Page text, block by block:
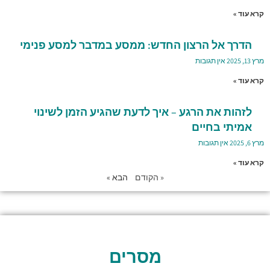
קרא עוד »
הדרך אל הרצון החדש: ממסע במדבר למסע פנימי
מרץ 13, 2025 אין תגובות
קרא עוד »
לזהות את הרגע – איך לדעת שהגיע הזמן לשינוי
אמיתי בחיים
מרץ 6, 2025 אין תגובות
קרא עוד »
« הקודם הבא »
מסרים